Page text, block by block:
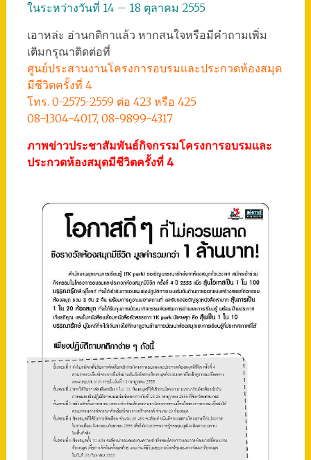
ในระหว่างวันที่ 14 – 18 ตุลาคม 2555
เอาหล่ะ อ่านกติกาแล้ว หากสนใจหรือมีคำถามเพิ่ม
เติมกรุณาติดต่อที่
ศูนย์ประสานงานโครงการอบรมและประกวดห้องสมุด
มีชีวิตครั้งที่ 4
โทร. 0-2575-2559 ต่อ 423 หรือ 425
08-1304-4017, 08-9899-4317
ภาพข่าวประชาสัมพันธ์กิจกรรมโครงการอบรมและ
ประกวดห้องสมุดมีชีวิตครั้งที่ 4